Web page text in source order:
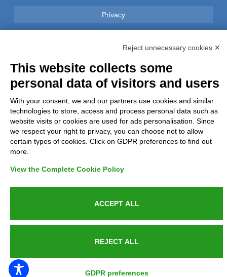
PUBLIC SERVICE ANNOUNCEMENT
Privacy
Complaints
Refunds and Indemnities
Contacts
Azienda certificata UNI EN ISO 9001:2015
P.IVA 05538100727 - C.so Italia n.8 70123, BARI
Reject unnecessary cookies ✕
This website collects some
personal data of visitors and users
With your consent, we and our partners use cookies and similar
technologies to store, access and process personal data such as
website visits or cookies are used for ads personalisation. Since
we respect your right to privacy, you can choose not to allow
certain types of cookies. Click on GDPR preferences to find out
more.
View the Complete Cookie Policy
ACCEPT ALL
REJECT ALL
GDPR preferences